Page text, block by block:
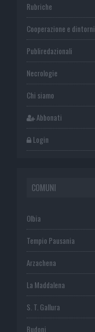
Rubriche
Cooperazione e dintorni
Publiredazionali
Necrologie
Chi siamo
Abbonati
Login
COMUNI
Olbia
Tempio Pausania
Arzachena
La Maddalena
S. T. Gallura
Budoni